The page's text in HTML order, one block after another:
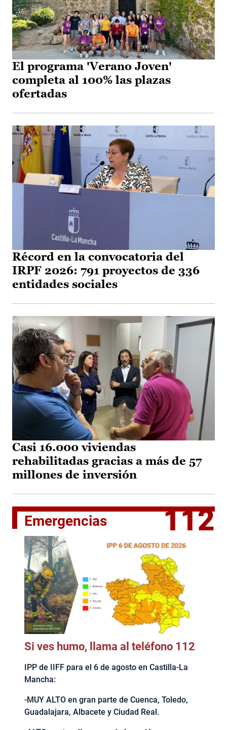
El programa 'Verano Joven'
completa al 100% las plazas
ofertadas
Récord en la convocatoria del
IRPF 2026: 791 proyectos de 336
entidades sociales
Casi 16.000 viviendas
rehabilitadas gracias a más de 57
millones de inversión
Emergencias 112
Si ves humo, llama al teléfono 112
IPP de IIFF para el 6 de agosto en Castilla-La
Mancha:
-MUY ALTO en gran parte de Cuenca, Toledo,
Guadalajara, Albacete y Ciudad Real.